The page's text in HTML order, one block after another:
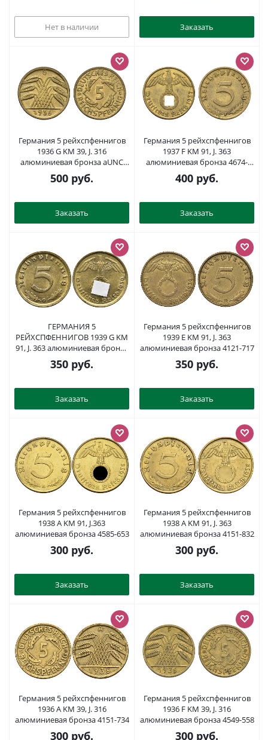
Нет в наличии Заказать
Германия 5 рейхспфеннигов
1936 G KM 39, J. 316
алюминиевая бронза aUNC
54-355
500 руб.
Заказать
Германия 5 рейхспфеннигов
1937 F KM 91, J. 363
алюминиевая бронза 4674-
1235
400 руб.
Заказать
ГЕРМАНИЯ 5
РЕЙХСПФЕННИГОВ 1939 G KM
91, J. 363 алюминиевая бронза
39-436
350 руб.
Заказать
Германия 5 рейхспфеннигов
1939 E KM 91, J. 363
алюминиевая бронза 4121-717
350 руб.
Заказать
Германия 5 рейхспфеннигов
1938 A KM 91, J.363
алюминиевая бронза 4585-653
300 руб.
Заказать
Германия 5 рейхспфеннигов
1938 A KM 91, J. 363
алюминиевая бронза 4151-832
300 руб.
Заказать
Германия 5 рейхспфеннигов
1936 A KM 39, J. 316
алюминиевая бронза 4151-734
300 руб.
Германия 5 рейхспфеннигов
1936 F KM 39, J. 316
алюминиевая бронза 4549-558
300 руб.